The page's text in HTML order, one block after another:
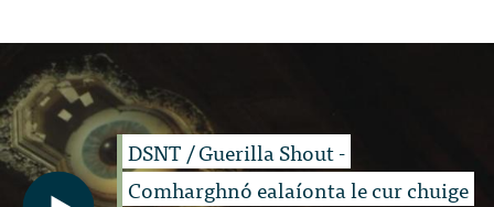
DSNT / Guerilla Shout -
Comharghnó ealaíonta le cur chuige